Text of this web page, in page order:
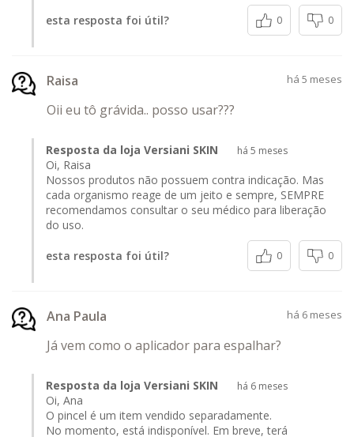
esta resposta foi útil? 0 0
Raisa há 5 meses
Oii eu tô grávida.. posso usar???
Resposta da loja Versiani SKIN há 5 meses
Oi, Raisa
Nossos produtos não possuem contra indicação. Mas
cada organismo reage de um jeito e sempre, SEMPRE
recomendamos consultar o seu médico para liberação
do uso.
esta resposta foi útil? 0 0
Ana Paula há 6 meses
Já vem como o aplicador para espalhar?
Resposta da loja Versiani SKIN há 6 meses
Oi, Ana
O pincel é um item vendido separadamente.
No momento, está indisponível. Em breve, terá